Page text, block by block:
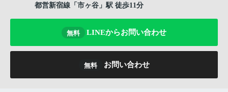
都営新宿線 「 市ヶ谷 」駅 徒歩11分
無料 LINEからお問い合わせ
無料 お問い合わせ